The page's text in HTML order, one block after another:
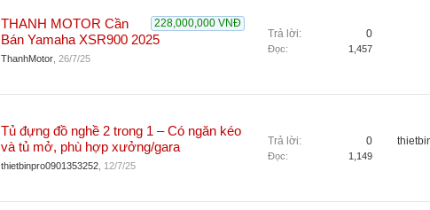
228,000,000 VNĐ
THANH MOTOR Cần
Bán Yamaha XSR900 2025
ThanhMotor 26/7/25
Trả lời: 0
Đọc: 1,457
Tủ đựng đồ nghề 2 trong 1 – Có ngăn kéo
và tủ mở, phù hợp xưởng/gara
thietbinpro0901353252 12/7/25
Trả lời: 0
Đọc: 1,149